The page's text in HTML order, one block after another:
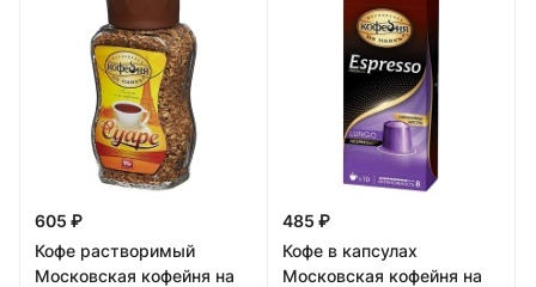
605 ₽
Кофе растворимый
Московская кофейня на
485 ₽
Кофе в капсулах
Московская кофейня на